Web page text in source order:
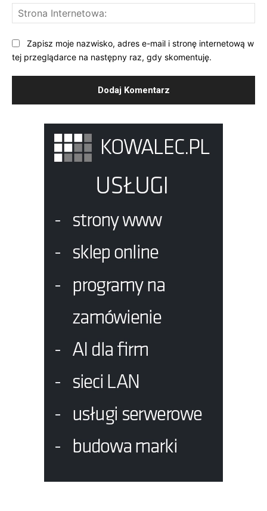
Zapisz moje nazwisko, adres e-mail i stronę internetową w
tej przeglądarce na następny raz, gdy skomentuję.